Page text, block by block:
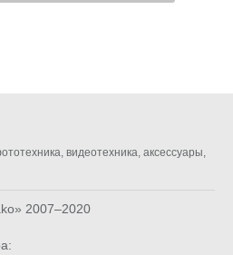
видеотехника, аксессуары,
2007–2020